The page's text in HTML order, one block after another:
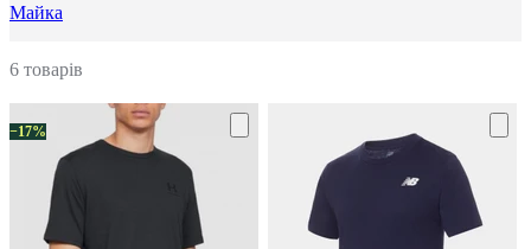
Майка
6 товарів
−17%